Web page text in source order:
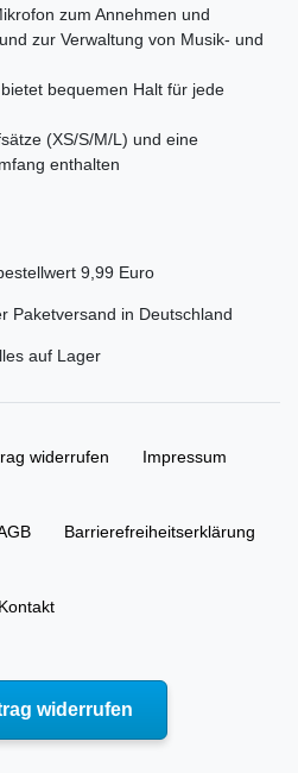
zum Annehmen und
zur Verwaltung von Musik- und
bequemen Halt für jede
(XS/S/M/L) und eine
enthalten
9,99 Euro
Paketversand in Deutschland
auf Lager
widerrufen Impressum
Barrierefreiheitserklärung
Kontakt
widerrufen